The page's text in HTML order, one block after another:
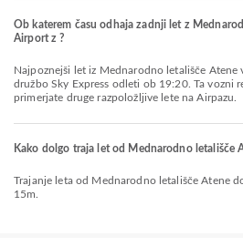
Ob katerem času odhaja zadnji let z
Airport z ?
Najpoznejši let iz Mednarodno letališče Atene v Sofia Airport z letalsko
družbo Sky Express odleti ob 19:20. Ta vozni
primerjate druge razpoložljive lete na Airpazu.
Kako dolgo traja let od Mednarodno letališče
Trajanje leta od Mednarodno letališče Atene do Sofia Airport je približno 1h
15m.